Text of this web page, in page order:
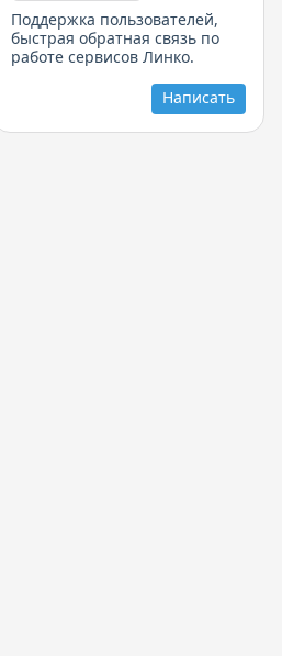
Поддержка пользователей,
быстрая обратная связь по
работе сервисов Линко.
Написать